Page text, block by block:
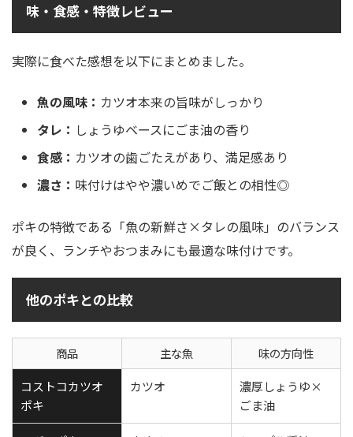
味・食感・特徴レビュー
実際に食べた感想を以下にまとめました。
魚の風味： カツオ本来の旨味がしっかり
タレ： しょうゆベースにごま油の香り
食感： カツオの歯ごたえがあり、満足感あり
濃さ： 味付けはやや濃いめでご飯との相性◎
ポキの特徴である「魚の新鮮さ×タレの風味」のバランス
が良く、ランチやおつまみにも最適な味付けです。
他のポキとの比較
商品 主な魚
味の方向性
コストコカツオ
ポキ
カツオ
濃厚しょうゆ×
ごま油